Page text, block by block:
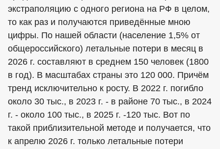
экстраполяцию с одного региона на РФ в целом,
то как раз и получаются приведённые мною
цифры. По нашей области (население 1,5% от
общероссийского) летальные потери в месяц в
2026 г. составляют в среднем 150 человек (1800
в год). В масштабах страны это 120 000. Причём
тренд исключительно к росту. В 2022 г. погибло
около 30 тыс., в 2023 г. - в районе 70 тыс., в 2024
г. - около 100 тыс., в 2025 г. -120 тыс. Вот по
такой приблизительной методе и получается, что
к апрелю 2026 г. только летальные потери